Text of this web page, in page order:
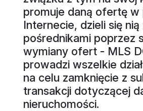
promuje daną ofertę w
Internecie, dzieli się nią
pośrednikami poprzez
wymiany ofert - MLS
prowadzi wszelkie
na celu zamknięcie z
transakcji dotyczącej
nieruchomości.